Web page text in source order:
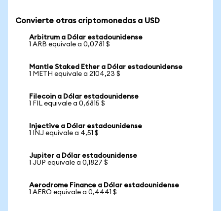
Convierte otras criptomonedas a USD
Arbitrum a Dólar estadounidense
1 ARB equivale a 0,0781 $
Mantle Staked Ether a Dólar estadounidense
1 METH equivale a 2104,23 $
Filecoin a Dólar estadounidense
1 FIL equivale a 0,6815 $
Injective a Dólar estadounidense
1 INJ equivale a 4,51 $
Jupiter a Dólar estadounidense
1 JUP equivale a 0,1827 $
Aerodrome Finance a Dólar estadounidense
1 AERO equivale a 0,4441 $